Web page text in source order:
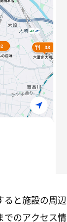
ると施設の周辺
でのアクセス情